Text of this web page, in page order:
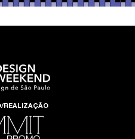
REALIZAÇÃO